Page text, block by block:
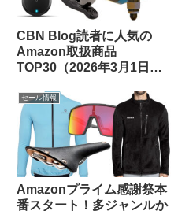
CBN Blog読者に人気の
Amazon取扱商品
TOP30（2026年3月1日
セール情報
Amazonプライム感謝祭本
番スタート！多ジャンルか